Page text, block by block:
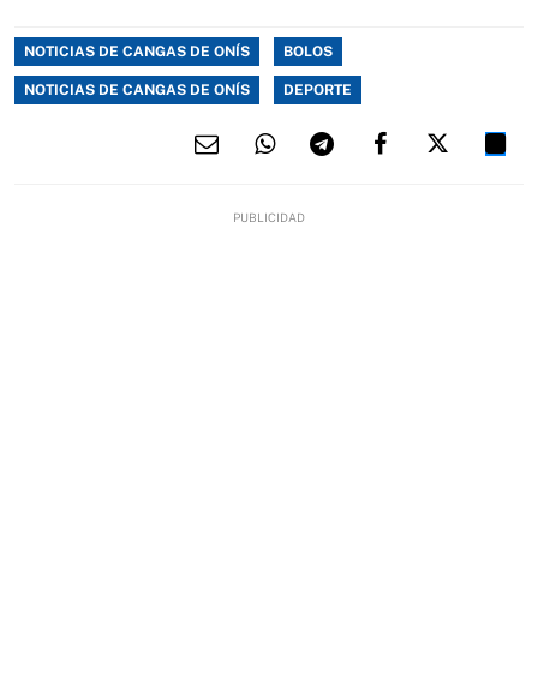
NOTICIAS DE CANGAS DE ONÍS BOLOS
NOTICIAS DE CANGAS DE ONÍS DEPORTE